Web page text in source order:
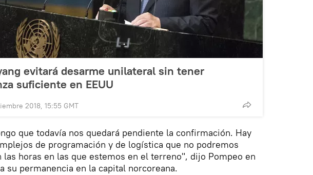
evitará desarme unilateral sin tener
suficiente en EEUU
2018, 15:55 GMT
que todavía nos quedará pendiente la confirmación. Hay
de programación y de logística que no podremos
las horas en las que estemos en el terreno", dijo Pompeo en
su permanencia en la capital norcoreana.